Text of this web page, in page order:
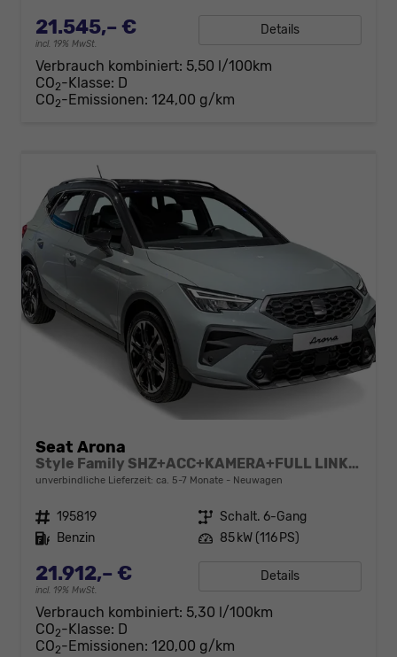
21.545,– €
incl. 19% MwSt.
Details
Verbrauch kombiniert: 5,50 l/100km
CO2-Klasse: D
CO2-Emissionen: 124,00 g/km
Seat Arona
Style Family SHZ+ACC+KAMERA+FULL LINK+KLIMA+LED+16" ALU
unverbindliche Lieferzeit: ca. 5-7 Monate Neuwagen
Fahrzeugnr. 195819 Getriebe Schalt. 6-Gang
Kraftstoff Benzin Leistung 85 kW (116 PS)
21.912,– €
incl. 19% MwSt.
Details
Verbrauch kombiniert: 5,30 l/100km
CO2-Klasse: D
CO2-Emissionen: 120,00 g/km